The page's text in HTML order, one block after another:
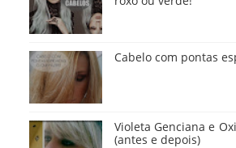
Cabelo com pontas
Violeta Genciana e
(antes e depois)